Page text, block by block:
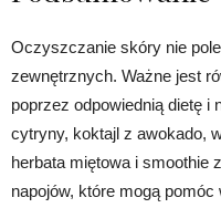
Oczyszczanie skóry nie
zewnętrznych. Ważne jest
poprzez odpowiednią dietę i
cytryny, koktajl z awokado,
herbata miętowa i smoothie
napojów, które mogą